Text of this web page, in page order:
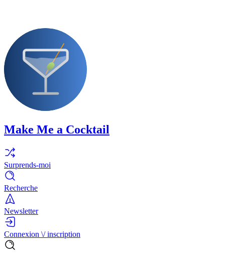
Make Me a Cocktail
Surprends-moi
Recherche
Newsletter
Connexion \/ inscription